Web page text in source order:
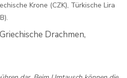
Krone (CZK), Türkische Lira
Drachmen,